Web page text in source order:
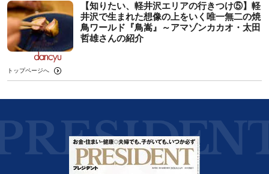
【知りたい、軽井沢エリアの行きつけ⑤】軽
井沢で生まれた想像の上をいく唯一無二の焼
鳥ワールド『鳥嵩』～アマゾンカカオ・太田
哲雄さんの紹介
トップページへ